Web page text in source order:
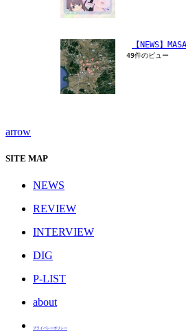
【NEWS】
49件のビュー
arrow
SITE MAP
NEWS
REVIEW
INTERVIEW
DIG
P-LIST
about
プライバシーポリシー